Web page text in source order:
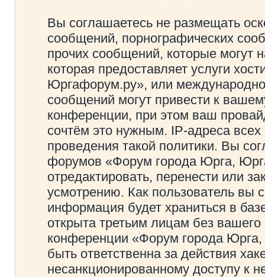
Вы соглашаетесь не размещать
сообщений, порнографических
прочих сообщений, которые могут
которая предоставляет услуги
Юргафорум.ру», или
сообщений могут привести к
конференции, при этом ваш
сочтём это нужным. IP-адреса
проведения такой политики. Вы
форумов «Форум города Юрга,
отредактировать, перенести или
усмотрению. Как пользователь вы
информация будет храниться в
открыта третьим лицам без
конференции «Форум города
быть ответственна за действия
несанкционированному доступу к